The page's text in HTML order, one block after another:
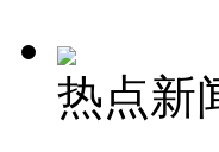
热点新